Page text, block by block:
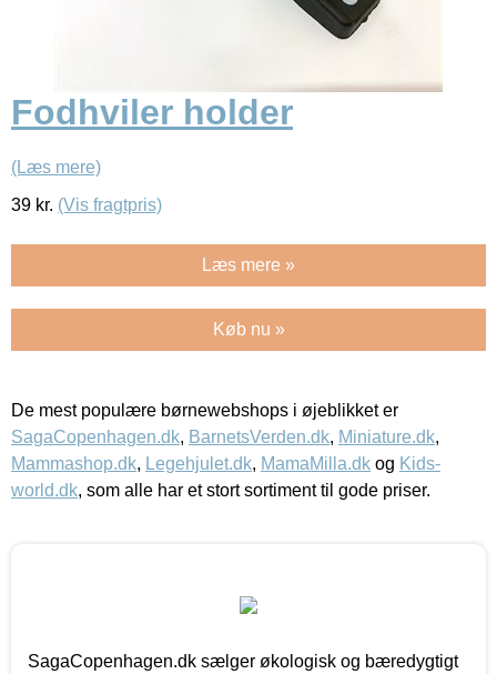
Fodhviler holder
(Læs mere)
39 kr. (Vis fragtpris)
Læs mere »
Køb nu »
De mest populære børnewebshops i øjeblikket er
SagaCopenhagen.dk, BarnetsVerden.dk, Miniature.dk,
Mammashop.dk, Legehjulet.dk, MamaMilla.dk og Kids-
world.dk, som alle har et stort sortiment til gode priser.
SagaCopenhagen.dk sælger økologisk og bæredygtigt